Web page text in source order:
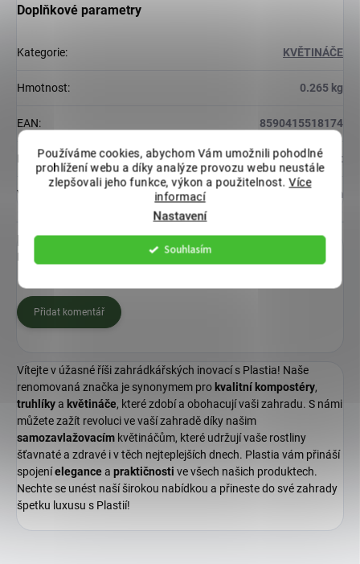
Používáme cookies, abychom Vám umožnili pohodlné
prohlížení webu a díky analýze provozu webu neustále
zlepšovali jeho funkce, výkon a použitelnost.Více
informací
Nastavení
Souhlasím
Doplňkové parametry
Kategorie: KVĚTINÁČE
Hmotnost: 0.265 kg
EAN: 8590415518174
Barva: Antracit
Velikost 21-25 cm
Diskuze
Buďte první, kdo napíše příspěvek k této položce.
Přidat komentář
Vítejte v úžasné říši zahrádkářských inovací s Plastia! Naše
renomovaná značka je synonymem pro kvalitní kompostéry,
truhlíkya květináče, které zdobí a obohacují vaši zahradu. S námi
můžete zažít revoluci ve vaší zahradě díky našim
samozavlažovacím květináčům, které udržují vaše rostliny
šťavnaté a zdravé i v těch nejteplejších dnech. Plastia vám přináší
spojeníelegancea praktičnosti ve všech našich produktech.
Nechte se unést naší širokou nabídkou a přineste do své zahrady
špetku luxusu s Plastií!